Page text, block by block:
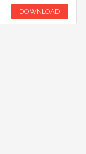
DOWNLOAD